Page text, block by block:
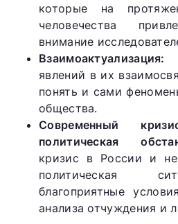
которые на
человечества
внимание
Взаимоактуализация:
явлений в их
понять и сами
общества.
Современный
политическая
кризис в России и
политическая
благоприятные
анализа отчуждения и